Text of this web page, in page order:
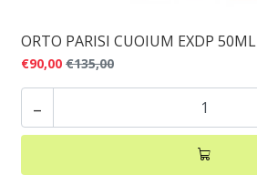
ORTO PARISI CUOIUM EXDP 50ML
€90,00 €135,00
-